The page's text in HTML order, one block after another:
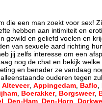
die een man zoekt voor sex!
hebben aan intimiteit en
gewild en geliefd voelen en
van sexuele aard richting
jij zelfs interesse om een
nog de chat en bekijk
en benader ze vandaag
ouderen tegen
Alteveer, Appingedam Baflo
Boerakker, Borgsweer,
Den-Ham Den-Horn